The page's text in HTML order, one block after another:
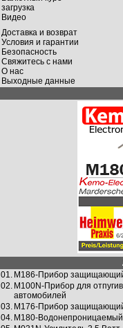
загрузка
Видео
Доставка и возврат
Условия и гарантии
Безопасность
Свяжитесь с нами
О нас
Выходные данные
01. M186-Прибор защищающий
02. M100N-Прибор для
автомобилей
03. M176-Прибор защищающий
04. M180-Водонeпроницаемый